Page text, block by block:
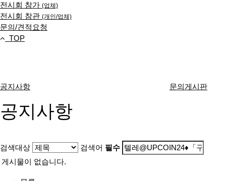
전시회 참가 (업체)
전시회 참관 (개인/업체)
문의/견적요청
TOP
공지사항 문의게시판
공지사항
검색대상 검색어 필수
게시물이 없습니다.